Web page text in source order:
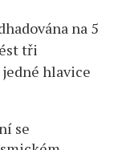
na 5
tři
hlavice
se